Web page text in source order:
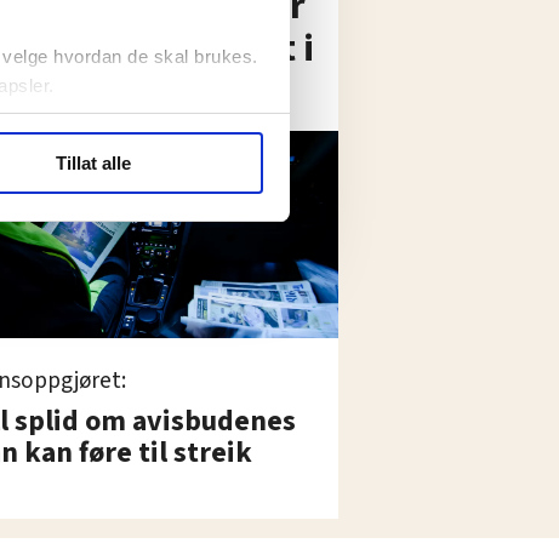
hvordan de skal brukes.
(cookies) for å lære
statistikk.
Tillat alle
har de vunnet i
splid om avisbudenes
kan føre til streik